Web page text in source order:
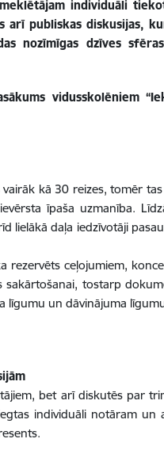
individuāli
publiskas diskusijas,
nozīmīgas dzīves
vidusskolēniem
kā 30 reizes, tomēr
īpaša uzmanība.
lielākā daļa iedzīvotāji
rezervēts ceļojumiem,
tostarp
līgumu un dāvinājuma
bet arī diskutēs par
individuāli notāram un